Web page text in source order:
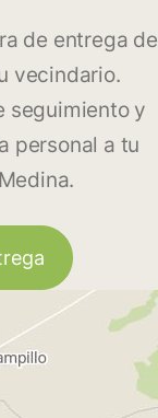
de entrega de
vecindario.
seguimiento y
personal a tu